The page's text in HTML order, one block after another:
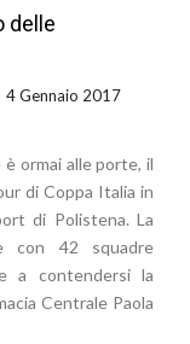
delle
4 Gennaio 2017
ormai alle porte, il
di Coppa Italia in
di Polistena. La
con 42 squadre
a contendersi la
Centrale Paola